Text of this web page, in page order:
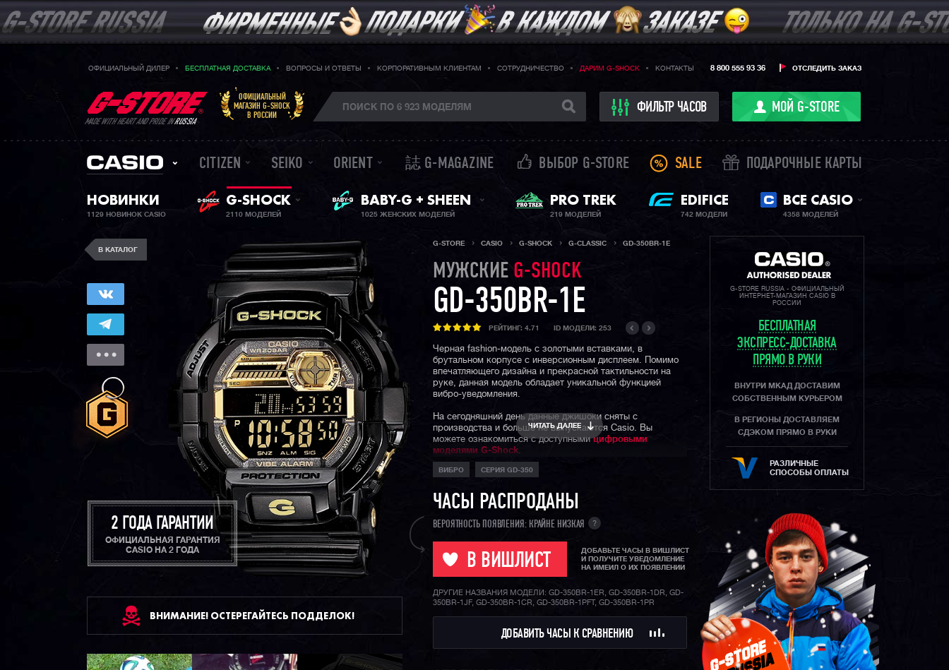
ОФИЦИАЛЬНЫЙ ДИЛЕР БЕСПЛАТНАЯ ДОСТАВКА ВОПРОСЫ И ОТВЕТЫ КОРПОРАТИВНЫМ КЛИЕНТАМ СОТРУДНИЧЕСТВО ДАРИМ G-SHOCK КОНТАКТЫ ОТСЛЕДИТЬ ЗАКАЗ
8 800 555 93 36
MADE WITH HEART AND PRIDE INRUSSIA
ОФИЦИАЛЬНЫЙ
МАГАЗИН G-SHOCK
В РОССИИ
ФИЛЬТР ЧАСОВ МОЙ G-STORE
CITIZEN SEIKO ORIENT 誌 G-MAGAZINE ВЫБОР G-STORE SALE ПОДАРОЧНЫЕ КАРТЫ
НОВИНКИ
1129 НОВИНОК CASIO
G-SHOCK
2110 МОДЕЛЕЙ
ЖЕНСКИЕ ЧАСЫ
BABY-G + SHEEN
1025 ЖЕНСКИХ МОДЕЛЕЙ
PRO TREK
219 МОДЕЛЕЙ
EDIFICE
742 МОДЕЛИ
ВСЕ CASIO
4358 МОДЕЛЕЙ
В КАТАЛОГ
2 ГОДА ГАРАНТИИ
ОФИЦИАЛЬНАЯ ГАРАНТИЯ
CASIO НА 2 ГОДА
ВНИМАНИЕ! ОСТЕРЕГАЙТЕСЬ ПОДДЕЛОК!
G-STORE CASIO G-SHOCK G-CLASSIC GD-350BR-1E
МУЖСКИЕ G-SHOCK
GD-350BR-1E
РЕЙТИНГ: 4.71 ID МОДЕЛИ: 253
Черная fashion-модель с золотыми вставками, в
брутальном корпусе с инверсионным дисплеем. Помимо
впечатляющего дизайна и прекрасной тактильности на
руке, данная модель обладает уникальной функцией
вибро-уведомления.
На сегодняшний день данные джишоки сняты с
производства и больше не выпускаются Casio. Вы
можете ознакомиться с доступнымицифровыми
моделями G-Shock.
ЧИТАТЬ ДАЛЕЕ
ВИБРО СЕРИЯ GD-350
ЧАСЫ РАСПРОДАНЫ
ВЕРОЯТНОСТЬ ПОЯВЛЕНИЯ: КРАЙНЕ НИЗКАЯ ?
В ВИШЛИСТ
ДОБАВЬТЕ ЧАСЫ В ВИШЛИСТ
И ПОЛУЧИТЕ УВЕДОМЛЕНИЕ
НА ИМЕИЛ О ИХ ПОЯВЛЕНИИ
ДРУГИЕ НАЗВАНИЯ МОДЕЛИ: GD-350BR-1ER, GD-350BR-1DR, GD-
350BR-1JF, GD-350BR-1CR, GD-350BR-1PFT, GD-350BR-1PR
ДОБАВИТЬ ЧАСЫ К СРАВНЕНИЮ
G-STORE RUSSIA - ОФИЦИАЛЬНЫЙ
ИНТЕРНЕТ-МАГАЗИН CASIO В
РОССИИ
БЕСПЛАТНАЯ
ЭКСПРЕСС-ДОСТАВКА
ПРЯМО В РУКИ
ВНУТРИ МКАД ДОСТАВИМ
СОБСТВЕННЫМ КУРЬЕРОМ
В РЕГИОНЫ ДОСТАВЛЯЕМ
СДЭКОМ ПРЯМО В РУКИ
РАЗЛИЧНЫЕ
СПОСОБЫ ОПЛАТЫ